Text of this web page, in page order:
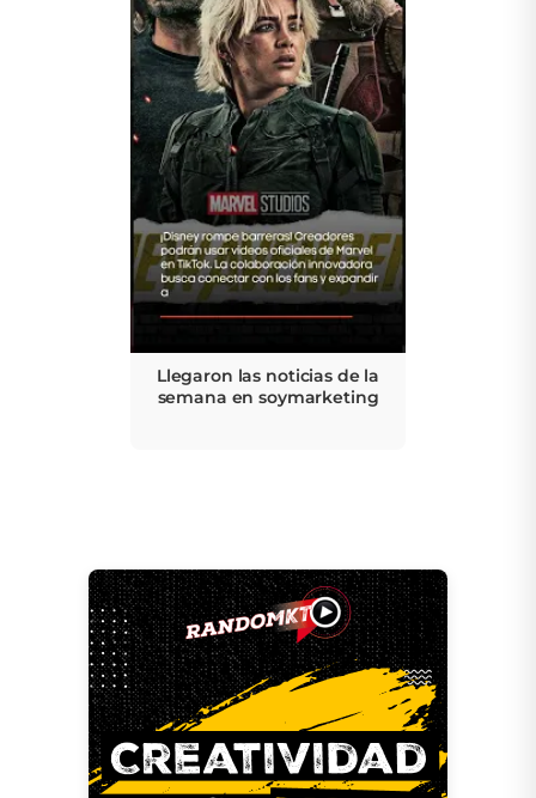
Llegaron las noticias de la
semana en soymarketing